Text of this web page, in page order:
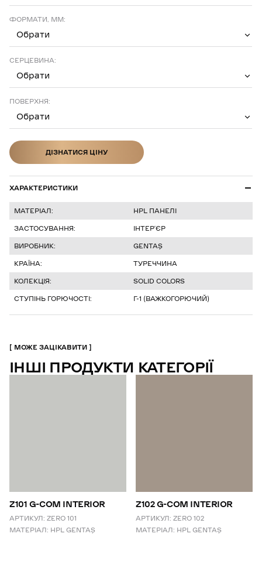
ФОРМАТИ, ММ:
Обрати
СЕРЦЕВИНА:
Обрати
ПОВЕРХНЯ:
Обрати
ДІЗНАТИСЯ ЦІНУ
ХАРАКТЕРИСТИКИ
МАТЕРІАЛ:
HPL ПАНЕЛІ
ЗАСТОСУВАННЯ:
ІНТЕР’ЄР
ВИРОБНИК:
GENTAŞ
КРАЇНА:
ТУРЕЧЧИНА
КОЛЕКЦІЯ:
SOLID COLORS
СТУПІНЬ ГОРЮЧОСТІ:
Г-1 (ВАЖКОГОРЮЧИЙ)
МОЖЕ ЗАЦІКАВИТИ
ІНШІ ПРОДУКТИ КАТЕГОРІЇ
Z101 G-COM INTERIOR
АРТИКУЛ: ZERO 101
МАТЕРІАЛ: HPL GENTAŞ
Z102 G-COM INTERIOR
АРТИКУЛ: ZERO 102
МАТЕРІАЛ: HPL GENTAŞ